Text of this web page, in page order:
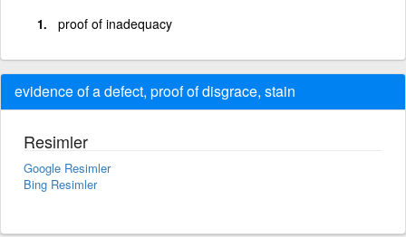
proof of inadequacy
evidence of a defect, proof of disgrace, stain
Resimler
Google Resimler
Bing Resimler